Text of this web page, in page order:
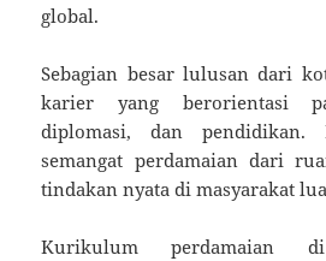
global.
Sebagian besar lulusan dari
karier yang berorientasi
diplomasi, dan pendidikan.
semangat perdamaian dari
tindakan nyata di masyarakat
Kurikulum perdamaian di